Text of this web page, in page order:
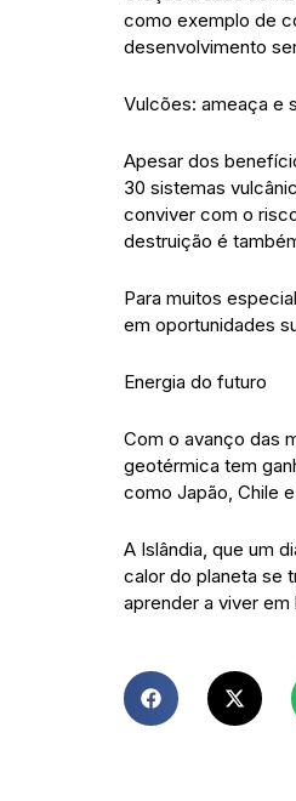
como exemplo de
desenvolvimento
Vulcões: ameaça e
Apesar dos
30 sistemas
conviver com o
destruição é
Para muitos
em oportunidades
Energia do futuro
Com o avanço das
geotérmica tem
como Japão, Chile
A Islândia, que um
calor do planeta se
aprender a viver em